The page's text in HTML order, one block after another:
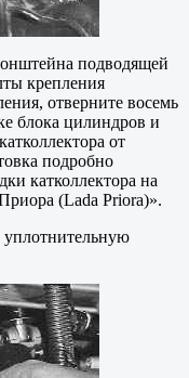
подводящей
крепления
отверните восемь
блока цилиндров и
от
подробно
катколлектора на
(Lada Priora)».